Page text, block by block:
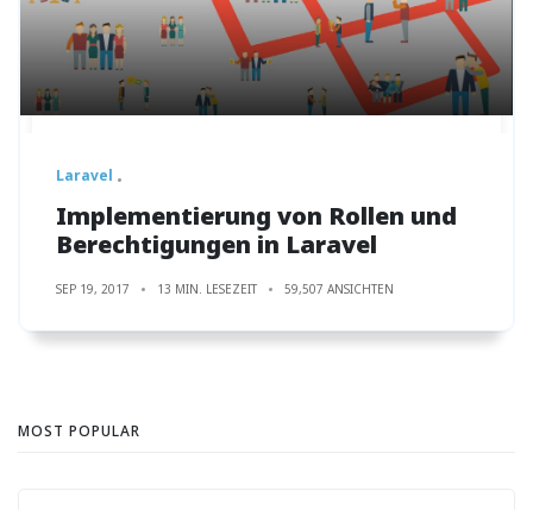
Laravel
Implementierung von Rollen und
Berechtigungen in Laravel
SEP 19, 2017 13 MIN. LESEZEIT 59,507 ANSICHTEN
MOST POPULAR